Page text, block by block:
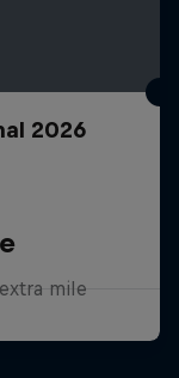
2026
mile